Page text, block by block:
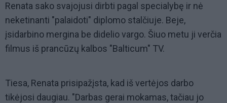
Renata sako svajojusi dirbti pagal specialybę ir nė
neketinanti "palaidoti" diplomo stalčiuje. Beje,
įsidarbino mergina be didelio vargo. Šiuo metu ji verčia
filmus iš prancūzų kalbos "Balticum" TV.
Tiesa, Renata prisipažįsta, kad iš vertėjos darbo
tikėjosi daugiau. "Darbas gerai mokamas, tačiau jo